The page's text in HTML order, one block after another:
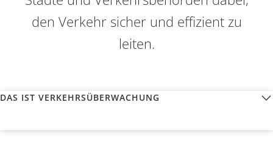
den Verkehr sicher und effizient zu
leiten.
DAS IST VERKEHRSÜBERWACHUNG